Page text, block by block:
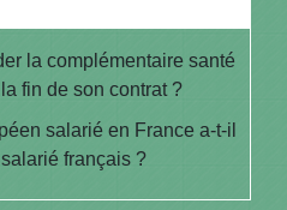
la complémentaire santé
fin de son contrat ?
salarié en France a-t-il
français ?